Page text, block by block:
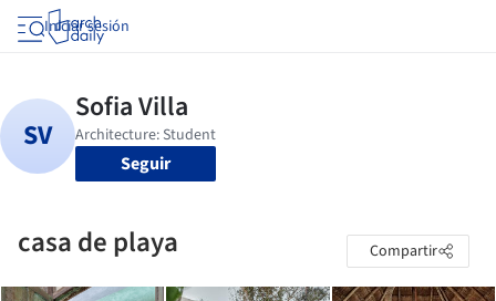
Iniciar sesión
Seguir
casa de playa Compartir